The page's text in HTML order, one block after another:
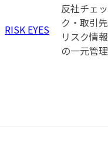
RISK EYES
反社チェッ
ク・取引先
リスク情報
の一元管理